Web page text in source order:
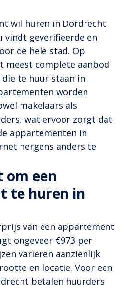
wil huren in Dordrecht
vindt geverifieerde en
de hele stad. Op
meest complete aanbod
te huur staan in
worden
makelaars als
wat ervoor zorgt dat
appartementen in
nergens anders te
om een
te huren in
van een appartement
ongeveer €973 per
variëren aanzienlijk
en locatie. Voor een
betalen huurders